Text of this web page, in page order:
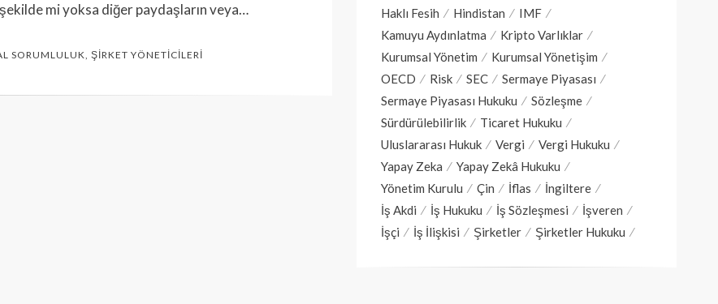
mi yoksa diğer paydaşların veya…
SORUMLULUK, ŞIRKET YÖNETICILERI
Haklı Fesih
Hindistan
IMF
Kamuyu Aydınlatma
Kripto Varlıklar
Kurumsal Yönetim
Kurumsal Yönetişim
OECD
Risk SEC
Sermaye Piyasası
Sermaye Piyasası Hukuku
Sözleşme
Sürdürülebilirlik
Ticaret Hukuku
Uluslararası Hukuk
Vergi
Vergi Hukuku
Yapay Zeka
Yapay Zekâ Hukuku
Yönetim Kurulu
Çin İflas
İngiltere
İş Akdi
İş Hukuku İş Sözleşmesi
İşveren
İşçi
İş İlişkisi Şirketler Şirketler Hukuku